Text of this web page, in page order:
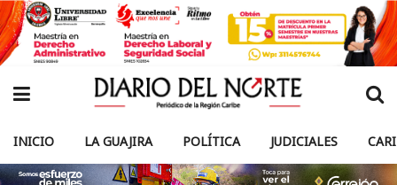
INICIO LA GUAJIRA POLÍTICA JUDICIALES